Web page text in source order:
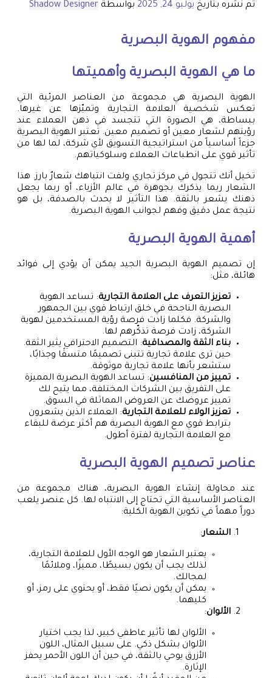
تم نشره بتاريخ يوليو 24, 2025 بواسطة Shadow Designer
مفهوم الهوية البصرية
ما هي الهوية البصرية وأهميتها
الهوية البصرية هي مجموعة من العناصر المرئية التي
تعكس شخصية العلامة التجارية وتميّزها عن غيرها.
ببساطة، هي الصورة التي تتجسد في ذهن العملاء عند
رؤيتهم لشعار معين أو تصميم معين. تعتبر الهوية البصرية
جزءاً أساسياً من استراتيجية التسويق لأي شركة، لما لها من
تأثير قوي على انطباعات العملاء وسلوكياتهم.
تخيل أنك تتجول في مركز تجاري ولفت انتباهك شعارٌ بارز. هذا
الشعار ربما يذكرك بجوهرة في عالم الأزياء، أو ربما يجعل
ذهنك يشعر بالثقة. هذا التأثير لا يحدث بالصدفة، بل هو
نتيجة عمل دقيق وفهم لجوانب الهوية البصرية.
أهمية الهوية البصرية
إن تصميم الهوية البصرية الجيد يمكن أن يؤدي إلى فوائد
هائلة، مثل:
تعزيز التعرف على العلامة التجارية: تساعد الهوية
البصرية الناجحة في خلق ارتباط قوي بين الجمهور
والشركة. فكلما زادت فرصة رؤية المستخدمين لهوية
الشركة، زادت فرصة تذكّرهم لها.
بناء الثقة والمصداقية: التصميم الاحترافي يثير الثقة.
حين ترى علامة تجارية تتبنى تصميمًا متسقًا وجذابًا،
ستشعر بأنها علامة تجارية موثوقة.
تمييز من المنافسين: تساعد الهوية البصرية المميزة
على التفريق بين الشركات المختلفة، مما يتيح لك
تمييز عروضك عن العروض المماثلة في السوق.
تعزيز الولاء للعلامة التجارية: العملاء الذين يشعرون
بترابط قوي مع الهوية البصرية هم أكثر عرضة للبقاء
مع العلامة التجارية لفترة أطول.
عناصر تصميم الهوية البصرية
عند محاولة إنشاء الهوية البصرية، هناك مجموعة من
العناصر الأساسية التي تحتاج إلى الانتباه لها. كل عنصر يلعب
دوراً مهماً في تكوين الهوية الكلية:
الشعار:
يعتبر الشعار هو الوجه الأول للعلامة التجارية،
لذلك يجب أن يكون بسيطًا، مميزًا، وملائمًا
لمجالك.
يمكن أن يكون نصيًا فقط، أو يحتوي على رمز، أو
كليهما.
الألوان:
الألوان لها تأثير عاطفي كبير، لذا يجب اختيار
الألوان بشكل ذكي. على سبيل المثال، اللون
الأزرق يوحي بالثقة، في حين أن اللون الأحمر يحفز
الإثارة.